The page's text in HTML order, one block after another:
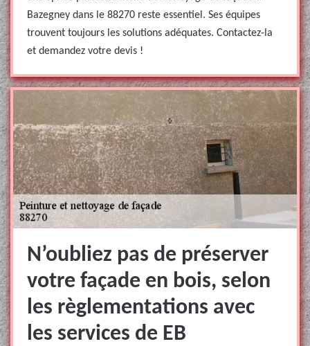
Bazegney dans le 88270 reste essentiel. Ses équipes
trouvent toujours les solutions adéquates. Contactez-la
et demandez votre devis !
N’oubliez pas de préserver
votre façade en bois, selon
les règlementations avec
les services de EB